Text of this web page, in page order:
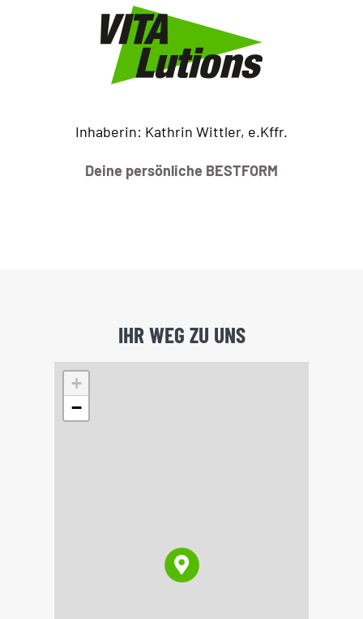
Inhaberin: Kathrin Wittler, e.Kffr.
Deine persönliche BESTFORM
IHR WEG ZU UNS
+
−